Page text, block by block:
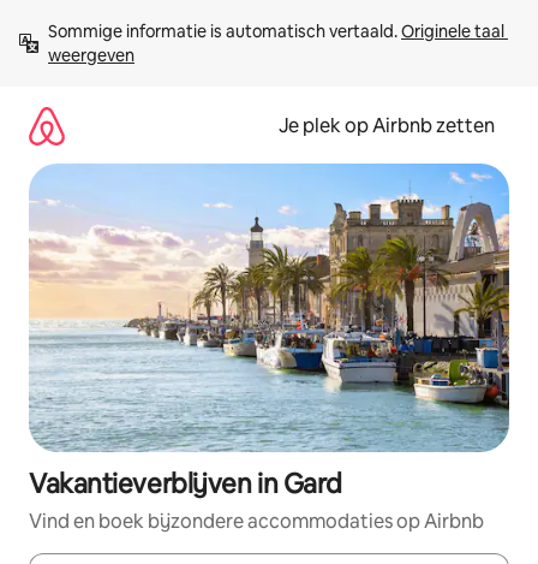
direct
naar
Sommige informatie is automatisch vertaald. Originele taal
weergeven
Je plek op Airbnb zetten
Vakantieverblijven in Gard
Vind en boek bijzondere accommodaties op Airbnb